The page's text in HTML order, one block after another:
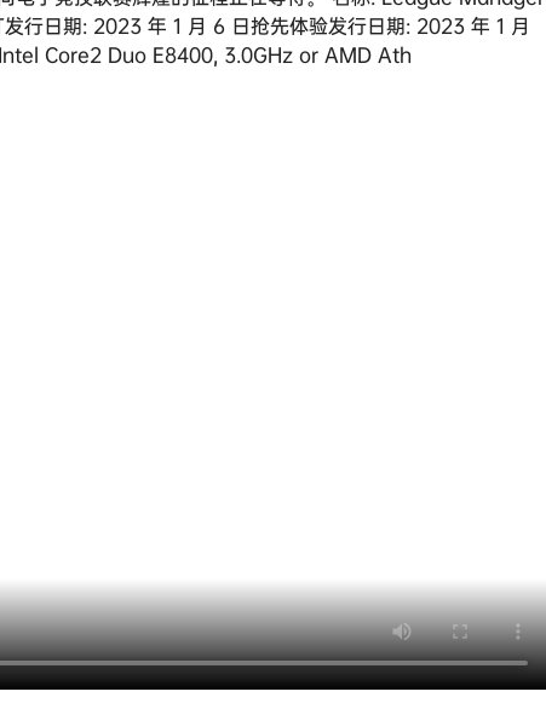
行日期: 2023 年 1 月 6 日抢先体验发行日期: 2023 年 1 月
Core2 Duo E8400, 3.0GHz or AMD Ath